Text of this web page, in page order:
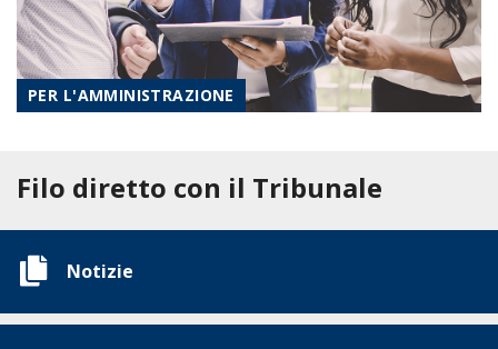
PER L'AMMINISTRAZIONE
Filo diretto con il Tribunale
Notizie